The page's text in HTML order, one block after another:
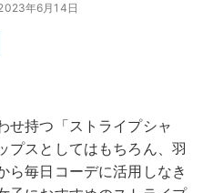
年6月14日
せ持つ「ストライプシャ
プスとしてはもちろん、羽
ら毎日コーデに活用しなき